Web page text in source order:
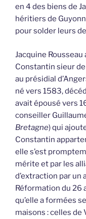
en 4 des biens de
héritiers de
pour solder leurs
Jacquine
Constantin sieur
au présidial
né vers 1583,
avait épousé vers
conseiller
Bretagne) qui
Constantin
elle s’est
mérite et par les
d’extraction par un
Réformation du 26
qu’elle a formées
maisons : celles de